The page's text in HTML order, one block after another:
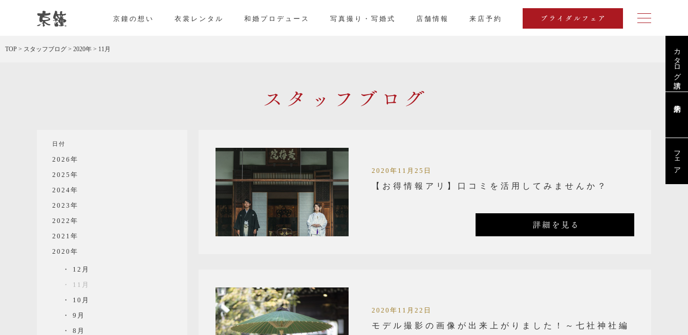
京都・東京で和装、和婚プロデュースなら「京鐘」
京鐘の想い 衣裳レンタル 和婚プロデュース 写真撮り・写婚式 店舗情報 来店予約 ブライダルフェア
カタログ請求
フェア
TOP > スタッフブログ > 2020年 > 11月
スタッフブログ
2020年11月25日
【お得情報アリ】口コミを活用してみませんか？
2020年11月22日
モデル撮影の画像が出来上がりました！～七社神社編
日付
2026年
2025年
2024年
2023年
2022年
2021年
2020年
12月
11月
10月
9月
8月